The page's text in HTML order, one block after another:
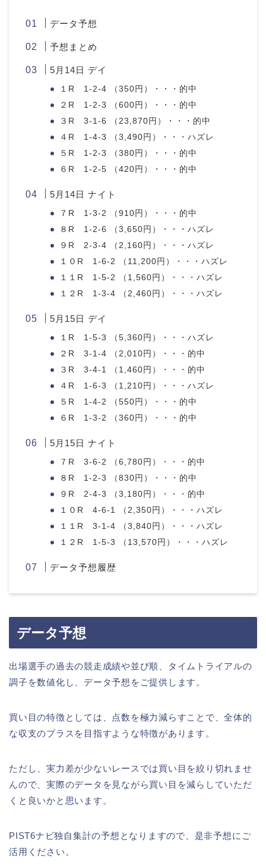
データ予想
予想まとめ
5月14日 デイ
１R 1-2-4 （350円）・・・的中
２R 1-2-3 （600円）・・・的中
３R 3-1-6 （23,870円）・・・的中
４R 1-4-3 （3,490円）・・・ハズレ
５R 1-2-3 （380円）・・・的中
６R 1-2-5 （420円）・・・的中
5月14日 ナイト
７R 1-3-2 （910円）・・・的中
８R 1-2-6 （3,650円）・・・ハズレ
９R 2-3-4 （2,160円）・・・ハズレ
１０R 1-6-2 （11,200円）・・・ハズレ
１１R 1-5-2 （1,560円）・・・ハズレ
１２R 1-3-4 （2,460円）・・・ハズレ
5月15日 デイ
１R 1-5-3 （5,360円）・・・ハズレ
２R 3-1-4 （2,010円）・・・的中
３R 3-4-1 （1,460円）・・・的中
４R 1-6-3 （1,210円）・・・ハズレ
５R 1-4-2 （550円）・・・的中
６R 1-3-2 （360円）・・・的中
5月15日 ナイト
７R 3-6-2 （6,780円）・・・的中
８R 1-2-3 （830円）・・・的中
９R 2-4-3 （3,180円）・・・的中
１０R 4-6-1 （2,350円）・・・ハズレ
１１R 3-1-4 （3,840円）・・・ハズレ
１２R 1-5-3 （13,570円）・・・ハズレ
データ予想履歴
データ予想
出場選手の過去の競走成績や並び順、タイムトライアルの
調子を数値化し、データ予想をご提供します。
買い目の特徴としては、点数を極力減らすことで、全体的
な収支のプラスを目指すような特徴があります。
ただし、実力差が少ないレースでは買い目を絞り切れませ
んので、実際のデータを見ながら買い目を減らしていただ
くと良いかと思います。
PIST6ナビ独自集計の予想となりますので、是非予想にご
活用ください。